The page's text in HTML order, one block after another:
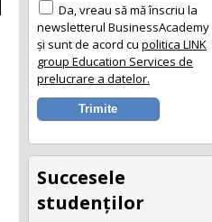
Da, vreau să mă înscriu la
newsletterul BusinessAcademy
și sunt de acord cu politica LINK
group Education Services de
prelucrare a datelor.
Succesele
studenţilor